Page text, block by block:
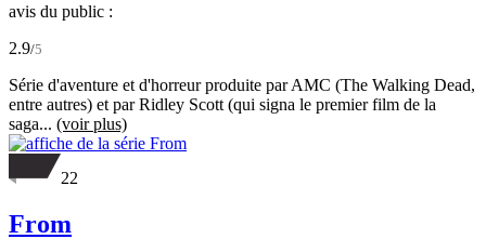
avis du public :
2.9/5
Série d'aventure et d'horreur produite par AMC (The Walking Dead,
entre autres) et par Ridley Scott (qui signa le premier film de la
saga... (voir plus)
22
From